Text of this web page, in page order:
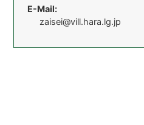
E-Mail:
zaisei@vill.hara.lg.jp